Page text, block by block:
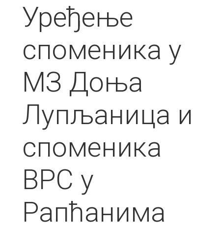
Уређење
споменика у
МЗ Доња
Лупљаница и
споменика
ВРС у
Рапћанима